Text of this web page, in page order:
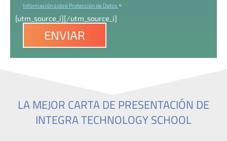
Información sobre Protección de Datos
[utm_source_i][/utm_source_i]
LA MEJOR CARTA DE PRESENTACIÓN DE
INTEGRA TECHNOLOGY SCHOOL